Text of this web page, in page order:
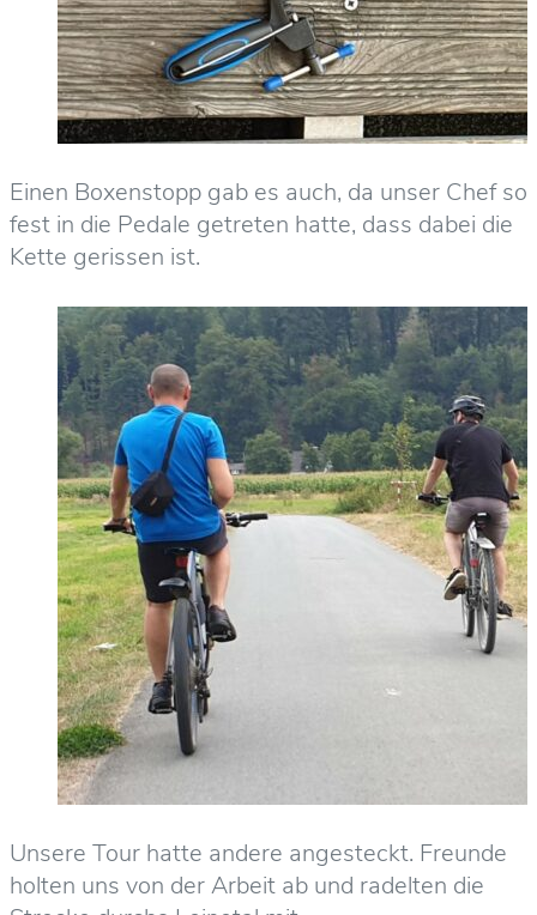
Einen Boxenstopp gab es auch, da unser Chef so
fest in die Pedale getreten hatte, dass dabei die
Kette gerissen ist.
Unsere Tour hatte andere angesteckt. Freunde
holten uns von der Arbeit ab und radelten die